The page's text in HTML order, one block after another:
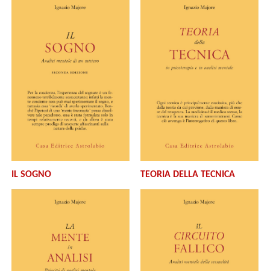
IL SOGNO TEORIA DELLA TECNICA